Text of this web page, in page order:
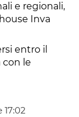
e regionali,
Inva
entro il
con le